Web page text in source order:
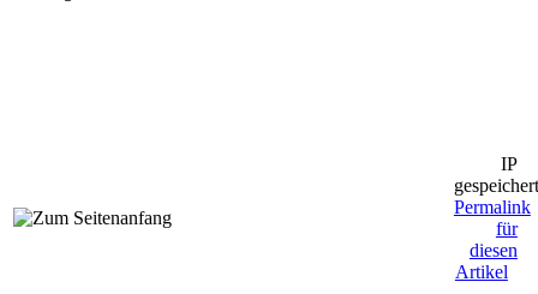
IP
gespeichert
Permalink
für
diesen
Artikel